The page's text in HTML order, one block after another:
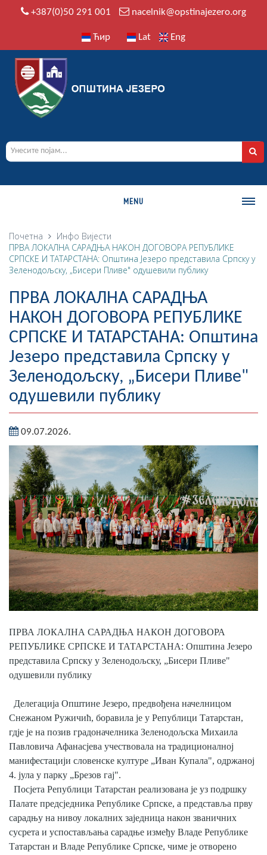
+387(0)50 291 001 nacelnik@opstinajezero.org
Ћир Lat Eng
MENU
О ОПШТИНИ
Историја
Насељена мјеста
Занимљивости
Фотогалерија
НАЧЕЛНИК
О Начелнику
Замјеник начелника
Извјештај о раду начелника
СКУПШТИНА
Статут Општине
Скупштинско вијеће општине језеро
Састав Скупштине
Службени Гласници
ОПШТИНСКА УПРАВА
ИНФО
Вијести
Активности
Јавни позиви
Обавјештења
Заштита од пожара
COVID 19
Геоистраживања
Почетна Инфо Вијести
ПРВА ЛОКАЛНА САРАДЊА НАКОН ДОГОВОРА РЕПУБЛИКЕ
СРПСКЕ И ТАТАРСТАНА: Општина Језеро представила Српску у
Зеленодољску, „Бисери Пливе" одушевили публику
ПРВА ЛОКАЛНА САРАДЊА
НАКОН ДОГОВОРА РЕПУБЛИКЕ
СРПСКЕ И ТАТАРСТАНА: Општина
Језеро представила Српску у
Зеленодољску, „Бисери Пливе"
одушевили публику
09.07.2026.
ПРВА ЛОКАЛНА САРАДЊА НАКОН ДОГОВОРА
РЕПУБЛИКЕ СРПСКЕ И ТАТАРСТАНА: Општина Језеро
представила Српску у Зеленодољску, „Бисери Пливе"
одушевили публику
Делегација Општине Језеро, предвођена начелницом
Снежаном Ружичић, боравила је у Републици Татарстан,
гд‌је је на позив градоначелника Зеленодољска Михаила
Павловича Афанасјева учествовала на традиционалној
манифестацији словенске културе „Иван Купала", одржаној
4. јула у парку „Брезов гај".
Посјета Републици Татарстан реализована је уз подршку
Палате предсједника Републике Српске, а представља прву
сарадњу на нивоу локалних заједница након званичних
сусрета и успостављања сарадње између Владе Републике
Татарстан и Владе Републике Српске, чиме је отворено